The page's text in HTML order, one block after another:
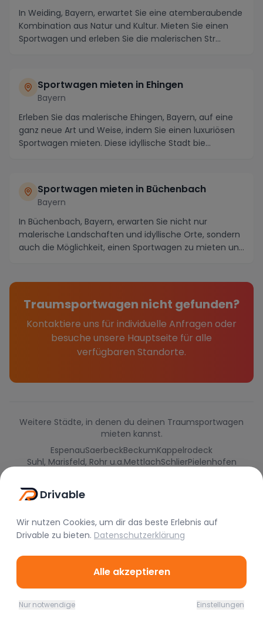
In Weiding, Bayern, erwartet Sie eine atemberaubende
Kombination aus Natur und Kultur. Mieten Sie einen
Sportwagen und erleben Sie die malerischen Str...
Sportwagen mieten in Ehingen
Bayern
Erleben Sie das malerische Ehingen, Bayern, auf eine
ganz neue Art und Weise, indem Sie einen luxuriösen
Sportwagen mieten. Diese idyllische Stadt bie...
Sportwagen mieten in Büchenbach
Bayern
In Büchenbach, Bayern, erwarten Sie nicht nur
malerische Landschaften und idyllische Orte, sondern
auch die Möglichkeit, einen Sportwagen zu mieten un...
Traumsportwagen nicht gefunden?
Kontaktiere uns für individuelle Anfragen oder
besuche unsere Hauptseite für alle
verfügbaren Standorte.
Weitere Städte, in denen du deinen Traumsportwagen
mieten kannst.
EspenauSaerbeckBeckumKappelrodeck
Suhl, Marisfeld, Rohr u.a.MettlachSchlierPielenhofen
Drivable
Wir nutzen Cookies, um dir das beste Erlebnis auf
Drivable zu bieten. Datenschutzerklärung
Alle akzeptieren
Nur notwendige Einstellungen